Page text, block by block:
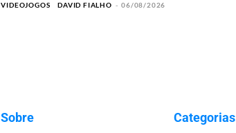
VIDEOJOGOS DAVID FIALHO - 06/08/2026
Sobre Categorias